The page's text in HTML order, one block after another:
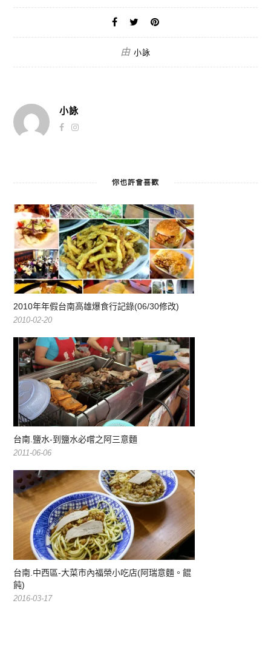
由 小詠
小詠
你也許會喜歡
2010年年假台南高雄爆食行記錄(06/30修改)
2010-02-20
台南.鹽水-到鹽水必嚐之阿三意麵
2011-06-06
台南.中西區-大菜市內福榮小吃店(阿瑞意麵。餛
飩)
2016-03-17